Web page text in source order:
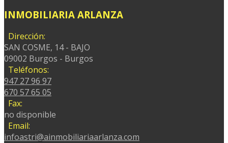
INMOBILIARIA ARLANZA
Dirección:
SAN COSME, 14 - BAJO
09002 Burgos - Burgos
Teléfonos:
947 27 96 97
670 57 65 05
Fax:
no disponible
Email:
infoastri@ainmobiliariaarlanza.com